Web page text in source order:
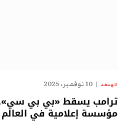
الهدهد 10 نوفمبر، 2025
ترامب يسقط «بي بي
مؤسسة إعلامية في العالم